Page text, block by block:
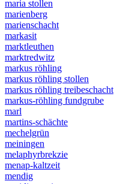
maria stollen
marienberg
marienschacht
markasit
marktleuthen
marktredwitz
markus röhling
markus röhling stollen
markus röhling treibeschacht
markus-röhling fundgrube
marl
martins-schächte
mechelgrün
meiningen
melaphyrbrekzie
menap-kaltzeit
mendig